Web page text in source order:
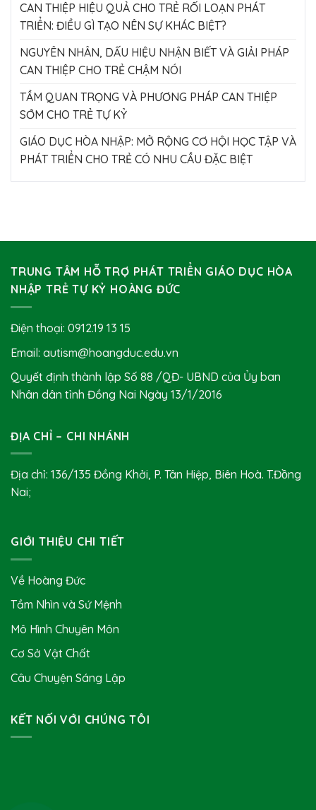
CAN THIỆP HIỆU QUẢ CHO TRẺ RỐI LOẠN PHÁT
TRIỂN: ĐIỀU GÌ TẠO NÊN SỰ KHÁC BIỆT?
NGUYÊN NHÂN, DẤU HIỆU NHẬN BIẾT VÀ GIẢI PHÁP
CAN THIỆP CHO TRẺ CHẬM NÓI
TẦM QUAN TRỌNG VÀ PHƯƠNG PHÁP CAN THIỆP
SỚM CHO TRẺ TỰ KỶ
GIÁO DỤC HÒA NHẬP: MỞ RỘNG CƠ HỘI HỌC TẬP VÀ
PHÁT TRIỂN CHO TRẺ CÓ NHU CẦU ĐẶC BIỆT
TRUNG TÂM HỖ TRỢ PHÁT TRIỂN GIÁO DỤC HÒA
NHẬP TRẺ TỰ KỶ HOÀNG ĐỨC
Điện thoại: 0912.19 13 15
Email: autism@hoangduc.edu.vn
Quyết định thành lập Số 88 /QĐ- UBND của Ủy ban
Nhân dân tỉnh Đồng Nai Ngày 13/1/2016
ĐỊA CHỈ – CHI NHÁNH
Địa chỉ: 136/135 Đồng Khởi, P. Tân Hiệp, Biên Hoà. T.Đồng
Nai;
GIỚI THIỆU CHI TIẾT
Về Hoàng Đức
Tầm Nhìn và Sứ Mệnh
Mô Hình Chuyên Môn
Cơ Sở Vật Chất
Câu Chuyện Sáng Lập
KẾT NỐI VỚI CHÚNG TÔI